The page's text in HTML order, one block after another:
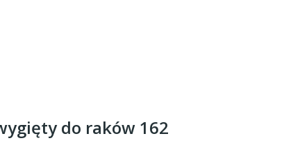
do raków 162